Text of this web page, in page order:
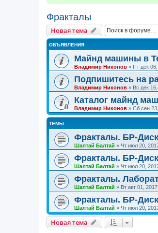
Фракталы
Новая тема
ОБЪЯВЛЕНИЯ
Майнд машины в
Владимир Никонов » Пт дек
Подпишитесь на
Владимир Никонов » Вс дек
Каталог майнд
Владимир Никонов » Сб сен
ТЕМЫ
Фракталы. БР-
Шалтай Балтай » Чт июл 20,
Фракталы. БР-
Шалтай Балтай » Чт июл 20,
Фракталы.
Шалтай Балтай » Вт авг 01,
Фракталы. БР-
Шалтай Балтай » Чт июл 20,
Новая тема